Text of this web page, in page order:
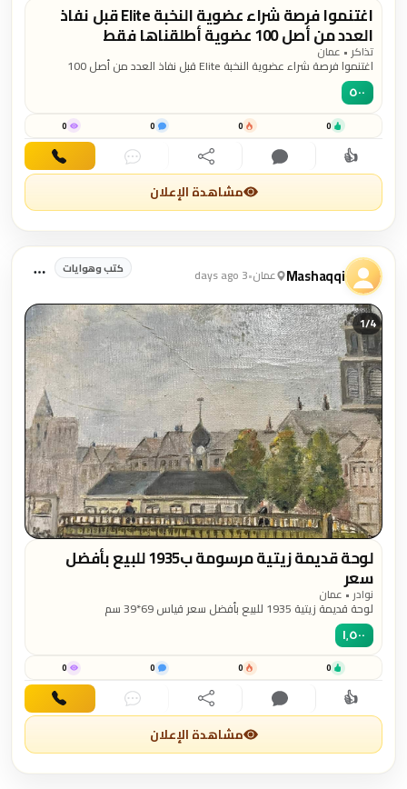
اغتنموا فرصة شراء عضوية النخبة Elite قبل نفاذ
العدد من أصل 100 عضوية أطلقناها فقط
تذاكر • عمان
اغتنموا فرصة شراء عضوية النخبة Elite قبل نفاذ العدد من أصل 100
العدد قبل موعد الإطلاق الرسمي للمنصة، حيث سيتمتع الأعضاء بمزايا
الأقل على مجموع إعلاناتك على مستوى الشرق الأوسط
٥٠٠
0
0
0
0
👍اهتمام تعليق مشاركة دردشة اتصال
مشاهدة الإعلان
Mashaqqi عمان•
3 days ago كتب وهوايات
1/4
لوحة قديمة زيتية مرسومة ب1935 للبيع بأفضل
سعر
نوادر • عمان
لوحة قديمة زيتية 1935 للبيع بأفضل سعر قياس 69*39 سم
١٬٥٠٠
0
0
0
0
👍اهتمام تعليق مشاركة دردشة اتصال
مشاهدة الإعلان